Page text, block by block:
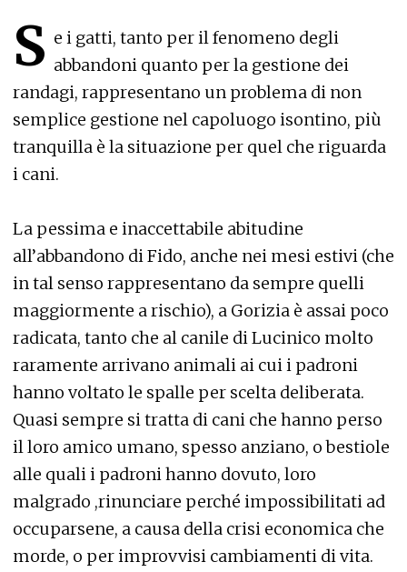
S e i gatti, tanto per il fenomeno degli
abbandoni quanto per la gestione dei
randagi, rappresentano un problema di non
semplice gestione nel capoluogo isontino, più
tranquilla è la situazione per quel che riguarda
i cani.
La pessima e inaccettabile abitudine
all’abbandono di Fido, anche nei mesi estivi (che
in tal senso rappresentano da sempre quelli
maggiormente a rischio), a Gorizia è assai poco
radicata, tanto che al canile di Lucinico molto
raramente arrivano animali ai cui i padroni
hanno voltato le spalle per scelta deliberata.
Quasi sempre si tratta di cani che hanno perso
il loro amico umano, spesso anziano, o bestiole
alle quali i padroni hanno dovuto, loro
malgrado ,rinunciare perché impossibilitati ad
occuparsene, a causa della crisi economica che
morde, o per improvvisi cambiamenti di vita.